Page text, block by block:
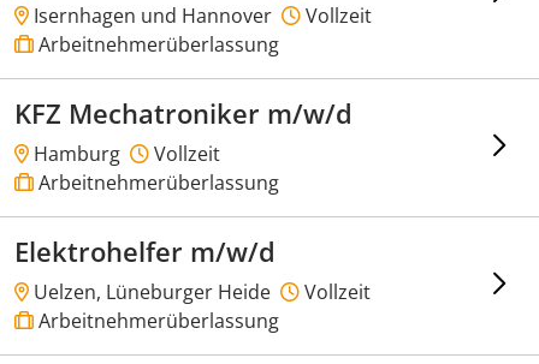
Isernhagen und Hannover
Vollzeit
Arbeitnehmerüberlassung
KFZ Mechatroniker m/w/d
Hamburg
Vollzeit
Arbeitnehmerüberlassung
Elektrohelfer m/w/d
Uelzen, Lüneburger Heide
Vollzeit
Arbeitnehmerüberlassung